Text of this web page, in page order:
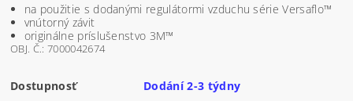
na použitie s dodanými regulátormi vzduchu série Versaflo™
vnútorný závit
originálne príslušenstvo 3M™
OBJ. Č.: 7000042674
Dostupnosť Dodání 2-3 týdny